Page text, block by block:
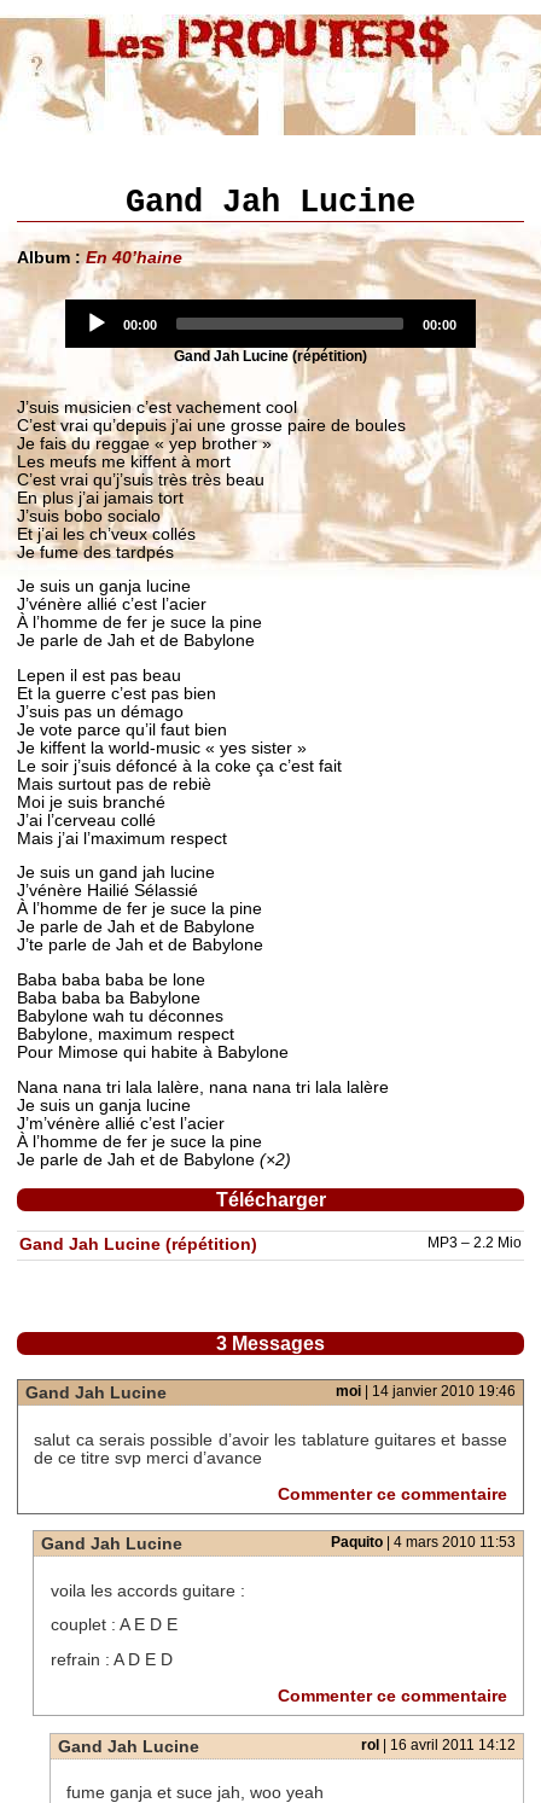
Gand Jah Lucine
Album :En 40’haine
Player
Current
00:00
Total
00:00
Gand Jah Lucine (répétition)
J’suis musicien c’est vachement cool
C’est vrai qu’depuis j’ai une grosse paire de boules
Je fais du reggae « yep brother »
Les meufs me kiffent à mort
C’est vrai qu’j’suis très très beau
En plus j’ai jamais tort
J’suis bobo socialo
Et j’ai les ch’veux collés
Je fume des tardpés
Je suis un ganja lucine
J’vénère allié c’est l’acier
À l’homme de fer je suce la pine
Je parle de Jah et de Babylone
Lepen il est pas beau
Et la guerre c’est pas bien
J’suis pas un démago
Je vote parce qu’il faut bien
Je kiffent la world-music « yes sister »
Le soir j’suis défoncé à la coke ça c’est fait
Mais surtout pas de rebiè
Moi je suis branché
J’ai l’cerveau collé
Mais j’ai l’maximum respect
Je suis un gand jah lucine
J’vénère Hailié Sélassié
À l’homme de fer je suce la pine
Je parle de Jah et de Babylone
J’te parle de Jah et de Babylone
Baba baba baba be lone
Baba baba ba Babylone
Babylone wah tu déconnes
Babylone, maximum respect
Pour Mimose qui habite à Babylone
Nana nana tri lala lalère, nana nana tri lala lalère
Je suis un ganja lucine
J’m’vénère allié c’est l’acier
À l’homme de fer je suce la pine
Je parle de Jah et de Babylone (×2)
Télécharger
MP3 – 2.2 Mio
Gand Jah Lucine (répétition)
3 Messages
moi | 14 janvier 2010 19:46
Gand Jah Lucine
salut ca serais possible d’avoir les tablature guitares et basse
de ce titre svp merci d’avance
Commenter ce commentaire
Paquito | 4 mars 2010 11:53
Gand Jah Lucine
voila les accords guitare :
couplet : A E D E
refrain : A D E D
Commenter ce commentaire
rol | 16 avril 2011 14:12
Gand Jah Lucine
fume ganja et suce jah, woo yeah